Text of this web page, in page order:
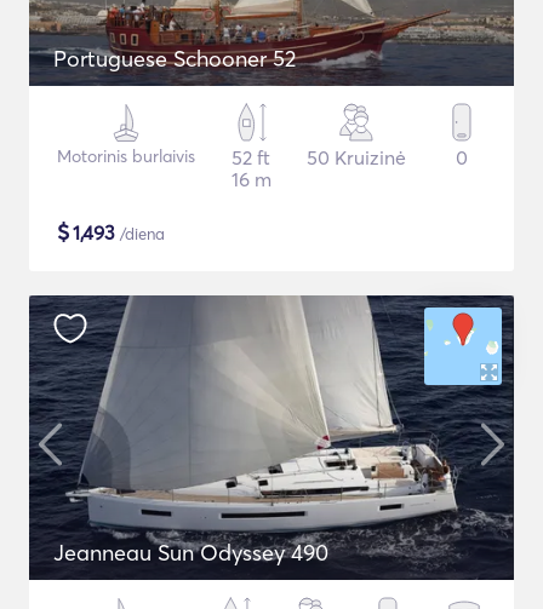
Portuguese Schooner 52
Motorinis burlaivis
52 ft
16 m
50 Kruizinė 0
$1,493 /diena
Jeanneau Sun Odyssey 490